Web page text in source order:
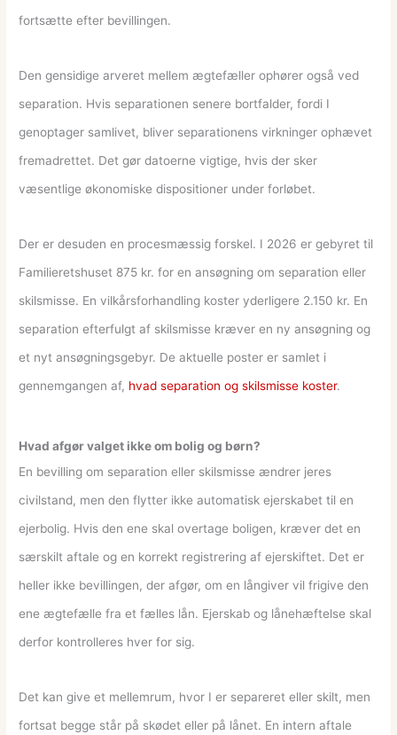
fortsætte efter bevillingen.
Den gensidige arveret mellem ægtefæller ophører også ved
separation. Hvis separationen senere bortfalder, fordi I
genoptager samlivet, bliver separationens virkninger ophævet
fremadrettet. Det gør datoerne vigtige, hvis der sker
væsentlige økonomiske dispositioner under forløbet.
Der er desuden en procesmæssig forskel. I 2026 er gebyret til
Familieretshuset 875 kr. for en ansøgning om separation eller
skilsmisse. En vilkårsforhandling koster yderligere 2.150 kr. En
separation efterfulgt af skilsmisse kræver en ny ansøgning og
et nyt ansøgningsgebyr. De aktuelle poster er samlet i
gennemgangen af, hvad separation og skilsmisse koster.
Hvad afgør valget ikke om bolig og børn?
En bevilling om separation eller skilsmisse ændrer jeres
civilstand, men den flytter ikke automatisk ejerskabet til en
ejerbolig. Hvis den ene skal overtage boligen, kræver det en
særskilt aftale og en korrekt registrering af ejerskiftet. Det er
heller ikke bevillingen, der afgør, om en långiver vil frigive den
ene ægtefælle fra et fælles lån. Ejerskab og lånehæftelse skal
derfor kontrolleres hver for sig.
Det kan give et mellemrum, hvor I er separeret eller skilt, men
fortsat begge står på skødet eller på lånet. En intern aftale